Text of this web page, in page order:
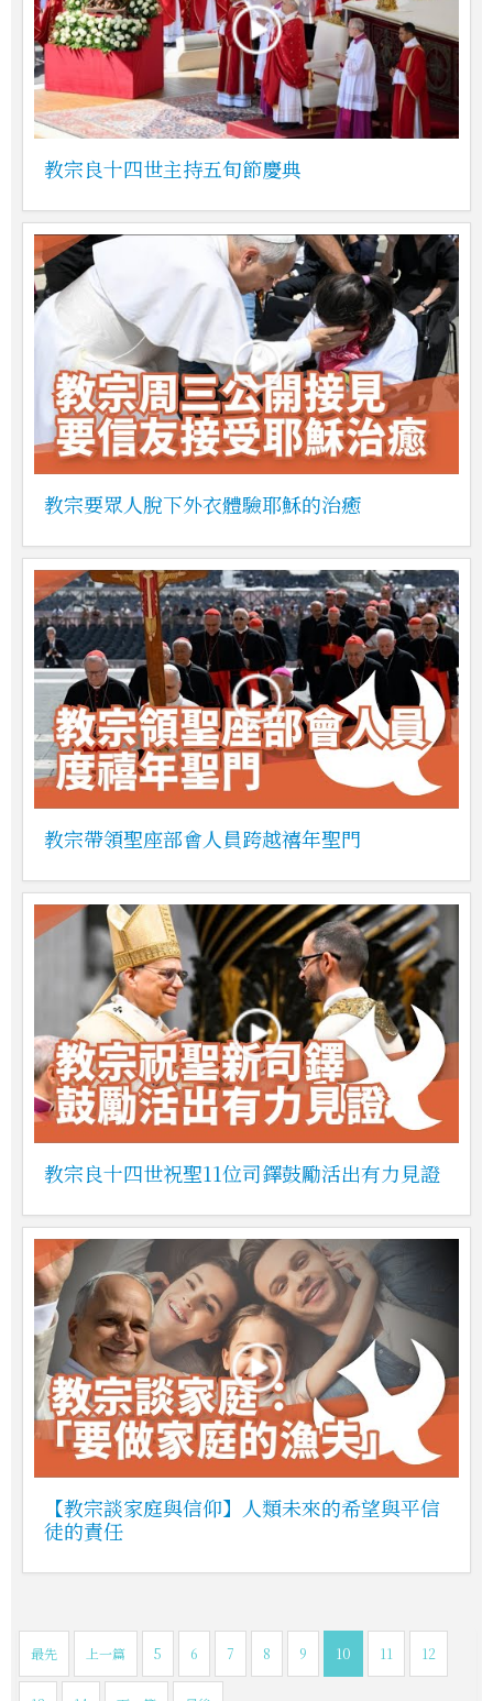
教宗良十四世主持五旬節慶典
教宗要眾人脫下外衣體驗耶穌的治癒
教宗帶領聖座部會人員跨越禧年聖門
教宗良十四世祝聖11位司鐸鼓勵活出有力見證
【教宗談家庭與信仰】人類未來的希望與平信
徒的責任
最先 上一篇 5 6 7 8 9 10 11 12